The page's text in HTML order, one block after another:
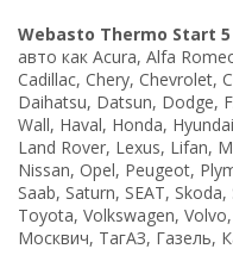
Webasto Thermo Start 5
авто как Acura, Alfa
Cadillac, Chery, Chevrolet,
Daihatsu, Datsun, Dodge,
Wall, Haval, Honda,
Land Rover, Lexus, Lifan,
Nissan, Opel, Peugeot,
Saab, Saturn, SEAT,
Toyota, Volkswagen,
Москвич, ТагАЗ, Газель,